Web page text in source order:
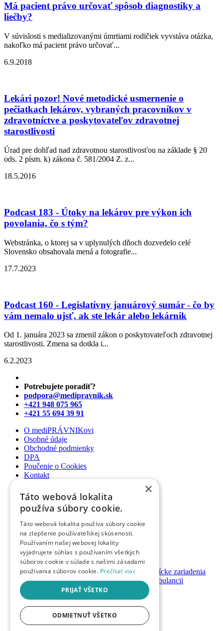
Má pacient právo určovať spôsob diagnostiky a
liečby?
V súvislosti s medializovanými úmrtiami rodičiek vyvstáva otázka,
nakoľko má pacient právo určovať...
6.9.2018
Lekári pozor! Nové metodické usmernenie o
pečiatkach lekárov, vybraných pracovníkov v
zdravotníctve a poskytovateľov zdravotnej
starostlivosti
Úrad pre dohľad nad zdravotnou starostlivosťou na základe § 20
ods. 2 písm. k) zákona č. 581/2004 Z. z...
18.5.2016
Podcast 183 - Útoky na lekárov pre výkon ich
povolania, čo s tým?
Webstránka, o ktorej sa v uplynulých dňoch dozvedelo celé
Slovensko obsahovala mená a fotografie...
17.7.2023
Podcast 160 - Legislatívny januárový sumár - čo by
vám nemalo ujsť, ak ste lekár alebo lekárnik
Od 1. januára 2023 sa zmenil zákon o poskytovateľoch zdravotnej
starostlivosti. Zmena sa dotkla i...
6.2.2023
Potrebujete poradiť?
podpora@medipravnik.sk
+421 948 075 965
+421 55 694 39 91
O mediPRÁVNIKovi
Osobné údaje
Obchodné podmienky
DPA
Poučenie o Cookies
Kontakt
Newsletter
Články
Podcasty
Informované súhlasy
Právny web pre ambulancie
Právnik na telefóne
GDPR ambulancie / lekárne
Systémy bezpečnosti pacienta pre zdravotnícke zariadenia
Nastavenie priamych platieb pacienta v ambulancii
Založenie / prevody ambulancií a lekární
Registrácia
Prihlásenie
Návody & manuály
×
Táto webová lokalita
používa súbory cookie.
Táto webová lokalita používa súbory cookie
na zlepšenie používateľskej skúsenosti.
Používaním našej webovej lokality
vyjadrujete súhlas s používaním všetkých
súborov cookie v súlade s našimi zásadami
používania súborov cookie. Prečítať viac
PRIJAŤ VŠETKO
ODMIETNUŤ VŠETKO